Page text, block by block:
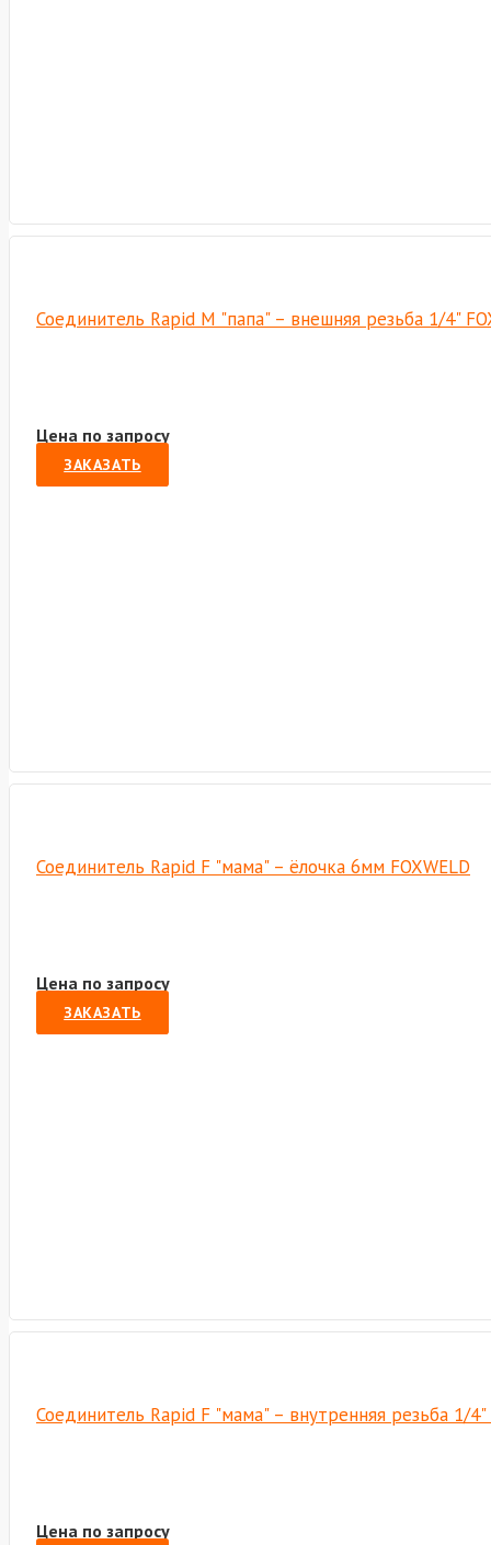
Соединитель Rapid M "папа" – внешняя резьба 1/4"
Цена по запросу
ЗАКАЗАТЬ
Соединитель Rapid F "мама" – ёлочка 6мм FOXWELD
Цена по запросу
ЗАКАЗАТЬ
Соединитель Rapid F "мама" – внутренняя резьба 1/4"
Цена по запросу